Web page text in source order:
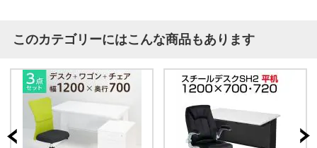
このカテゴリーにはこんな商品もあります